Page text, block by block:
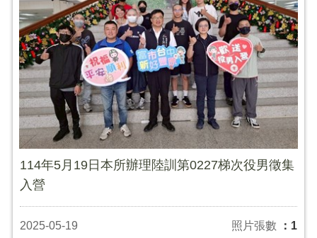
114年5月19日本所辦理陸訓第0227梯次役男徵集
入營
2025-05-19 照片張數 ：1